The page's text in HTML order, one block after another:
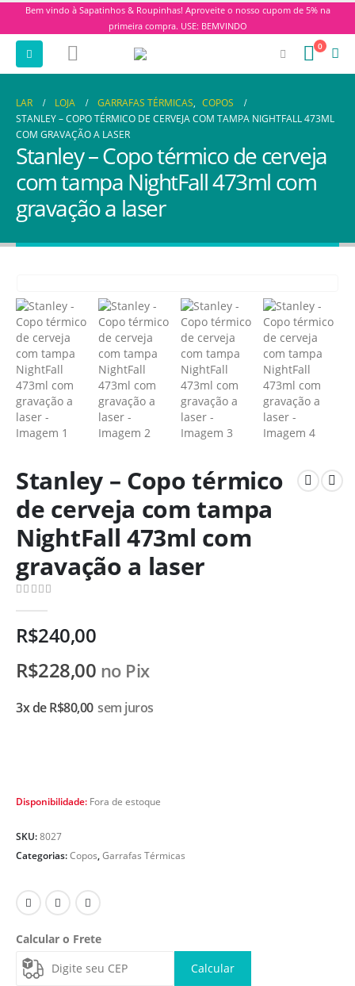
Bem vindo à Sapatinhos & Roupinhas! Aproveite o nosso cupom de 5% na
primeira compra. USE: BEMVINDO
0
LAR LOJA GARRAFAS TÉRMICAS, COPOS
STANLEY – COPO TÉRMICO DE CERVEJA COM TAMPA NIGHTFALL 473ML
COM GRAVAÇÃO A LASER
Stanley – Copo térmico de cerveja
com tampa NightFall 473ml com
gravação a laser
Stanley – Copo térmico
de cerveja com tampa
NightFall 473ml com
gravação a laser
R$240,00
R$228,00 no Pix
3x deR$80,00 sem juros
Disponibilidade: Fora de estoque
SKU:8027
Categorias:Copos,Garrafas Térmicas
Calcular o Frete
Calcular